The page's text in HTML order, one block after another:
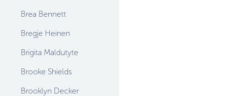
Brea Bennett
Bregje Heinen
Brigita Maldutyte
Brooke Shields
Brooklyn Decker